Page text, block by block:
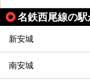
名鉄西尾線の
新安城
南安城